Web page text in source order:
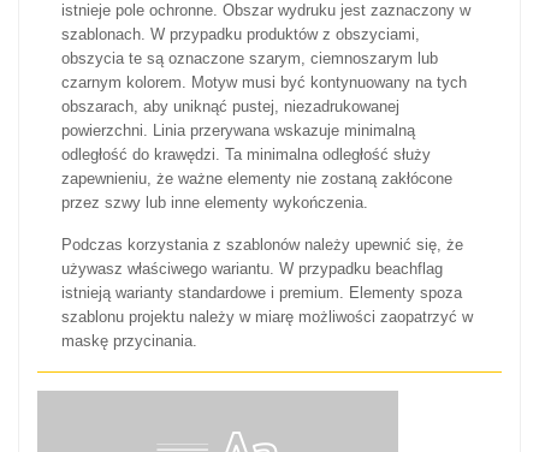
istnieje pole ochronne. Obszar wydruku jest zaznaczony w
szablonach. W przypadku produktów z obszyciami,
obszycia te są oznaczone szarym, ciemnoszarym lub
czarnym kolorem. Motyw musi być kontynuowany na tych
obszarach, aby uniknąć pustej, niezadrukowanej
powierzchni. Linia przerywana wskazuje minimalną
odległość do krawędzi. Ta minimalna odległość służy
zapewnieniu, że ważne elementy nie zostaną zakłócone
przez szwy lub inne elementy wykończenia.
Podczas korzystania z szablonów należy upewnić się, że
używasz właściwego wariantu. W przypadku beachflag
istnieją warianty standardowe i premium. Elementy spoza
szablonu projektu należy w miarę możliwości zaopatrzyć w
maskę przycinania.